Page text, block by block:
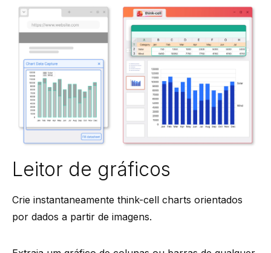
Leitor de gráficos
Crie instantaneamente think-cell charts orientados
por dados a partir de imagens.